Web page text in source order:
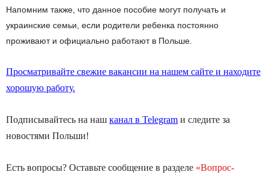
Напомним также, что данное пособие могут получать и
украинские семьи, если родители ребенка постоянно
проживают и официально работают в Польше.
Просматривайте свежие вакансии на нашем сайте и находите
хорошую работу.
Подписывайтесь на наш канал в Telegram и следите за
новостями Польши!
Есть вопросы? Оставьте сообщение в разделе «Вопрос-